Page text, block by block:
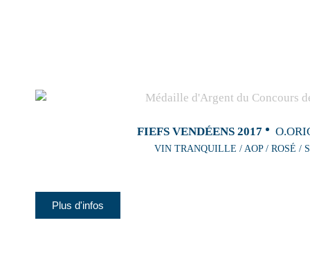
FIEFS VENDÉENS 2017
VIN TRANQUILLE / AOP / ROSÉ /
Plus d'infos